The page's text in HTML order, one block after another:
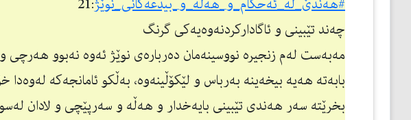
#هه‌ندێ_له‌_ئه‌حكام_و_هه‌ڵه‌_و_بیدعه‌كانی_نوێژ:21
چەند تێبینی و ئاگاداركردنەوەیەكی گرنگ
مەبەست لەم زنجیرە نووسینەمان دەربارەی نوێژ ئەوە نەبوو هەرچی
بابەتە هەیە بیخەینە بەرباس و لێكۆڵینەوە، بەڵكو ئامانجەكە
بخرێتە سەر هەندی تێبینی بایەخدار و هەڵە و سەرپێچی و لادان